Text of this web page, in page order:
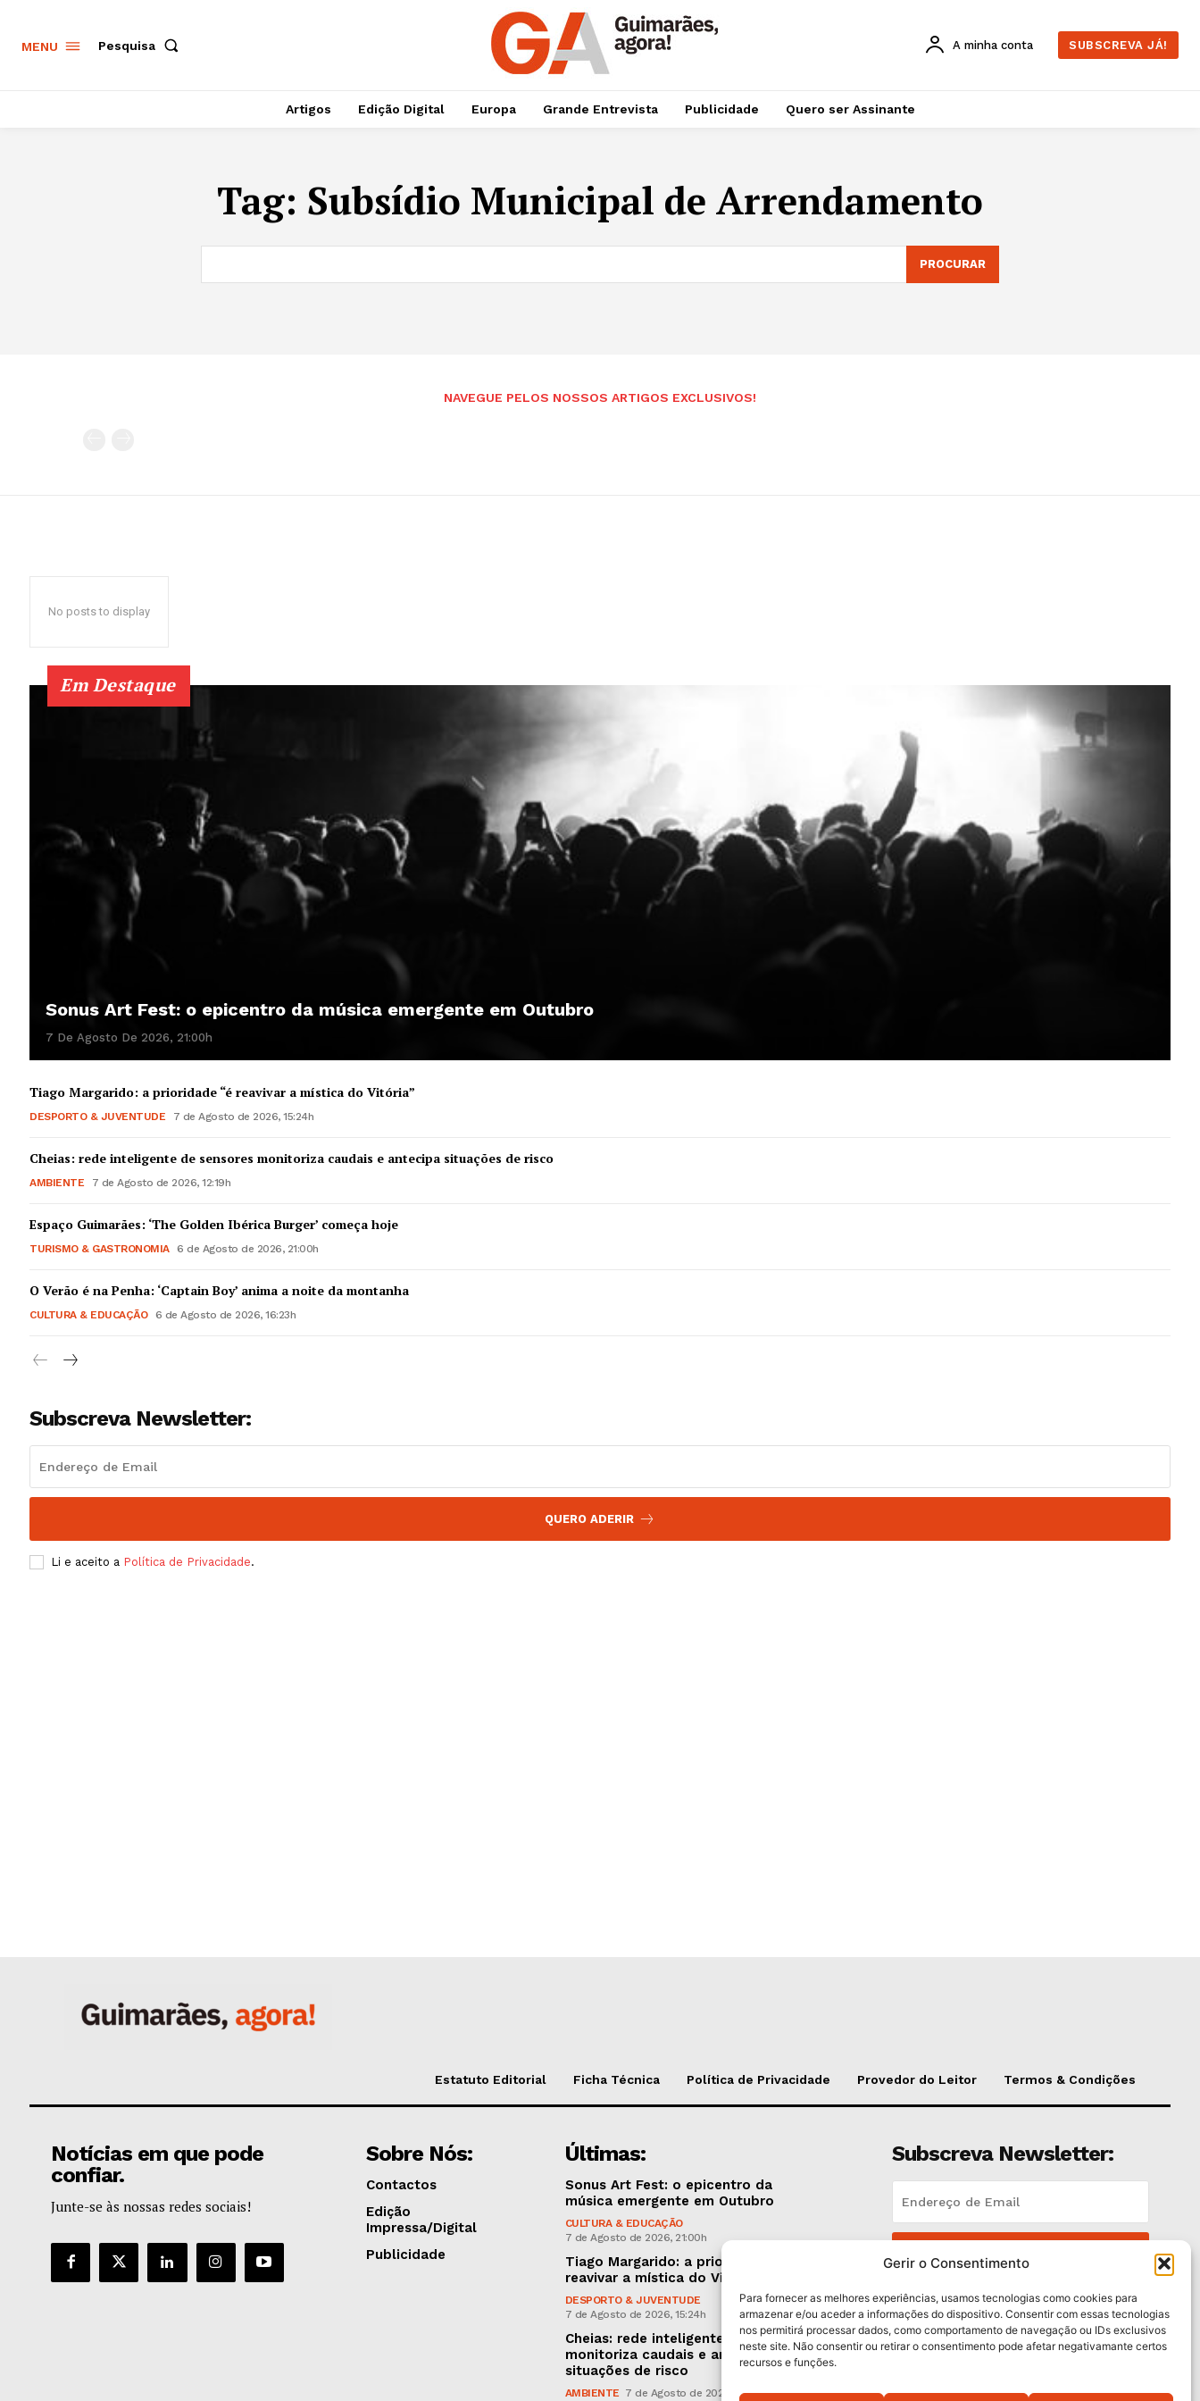
Guimarães, agora!
Gerir o Consentimento
Para fornecer as melhores experiências, usamos tecnologias como cookies para
armazenar e/ou aceder a informações do dispositivo. Consentir com essas tecnologias
nos permitirá processar dados, como comportamento de navegação ou IDs exclusivos
neste site. Não consentir ou retirar o consentimento pode afetar negativamante certos
recursos e funções.
MENU Pesquisa A minha conta SUBSCREVA JÁ!
Artigos Edição Digital Europa Grande Entrevista Publicidade Quero ser Assinante
Tag: Subsídio Municipal de Arrendamento
PROCURAR
NAVEGUE PELOS NOSSOS ARTIGOS EXCLUSIVOS!
No posts to display
Em Destaque
Sonus Art Fest: o epicentro da música emergente em Outubro
7 De Agosto De 2026, 21:00h
Tiago Margarido: a prioridade “é reavivar a mística do Vitória”
DESPORTO & JUVENTUDE 7 de Agosto de 2026, 15:24h
Cheias: rede inteligente de sensores monitoriza caudais e antecipa situações de risco
AMBIENTE 7 de Agosto de 2026, 12:19h
Espaço Guimarães: ‘The Golden Ibérica Burger’ começa hoje
TURISMO & GASTRONOMIA 6 de Agosto de 2026, 21:00h
O Verão é na Penha: ‘Captain Boy’ anima a noite da montanha
CULTURA & EDUCAÇÃO 6 de Agosto de 2026, 16:23h
Subscreva Newsletter:
QUERO ADERIR
Li e aceito a Política de Privacidade.
Estatuto Editorial Ficha Técnica Política de Privacidade Provedor do Leitor Termos & Condições
Notícias em que pode
confiar.
Junte-se às nossas redes sociais!
Sobre Nós:
Contactos
Edição
Impressa/Digital
Publicidade
Últimas:
Sonus Art Fest: o epicentro da
música emergente em Outubro
CULTURA & EDUCAÇÃO
7 de Agosto de 2026, 21:00h
Tiago Margarido: a prioridade “é
reavivar a mística do Vitória”
DESPORTO & JUVENTUDE
7 de Agosto de 2026, 15:24h
Cheias: rede inteligente de sensores
monitoriza caudais e antecipa
situações de risco
AMBIENTE 7 de Agosto de 2026, 12:19h
Subscreva Newsletter:
Li e aceito aPolítica de Privacidade .